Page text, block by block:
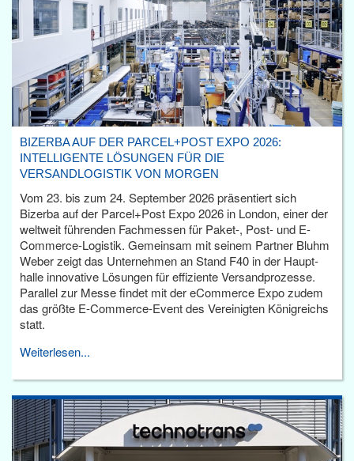
BIZERBA AUF DER PARCEL+POST EXPO 2026:
INTELLIGENTE LÖSUNGEN FÜR DIE
VERSANDLOGISTIK VON MORGEN
Vom 23. bis zum 24. September 2026 präsentiert sich
Bizerba auf der Parcel+Post Expo 2026 in London, einer der
weltweit führenden Fachmessen für Paket-, Post- und E-
Commerce-Logistik. Gemeinsam mit seinem Partner Bluhm
Weber zeigt das Unternehmen an Stand F40 in der Haupt­
halle innovative Lösungen für effiziente Versandprozesse.
Parallel zur Messe findet mit der eCommerce Expo zudem
das größte E-Commerce-Event des Vereinigten Königreichs
statt.
Weiterlesen...